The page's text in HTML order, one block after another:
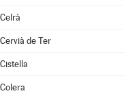
Celrà
Cervià de Ter
Cistella
Colera